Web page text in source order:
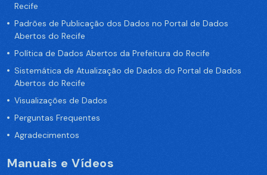
Recife
Padrões de Publicação dos Dados no Portal de Dados
Abertos do Recife
Política de Dados Abertos da Prefeitura do Recife
Sistemática de Atualização de Dados do Portal de Dados
Abertos do Recife
Visualizações de Dados
Perguntas Frequentes
Agradecimentos
Manuais e Vídeos